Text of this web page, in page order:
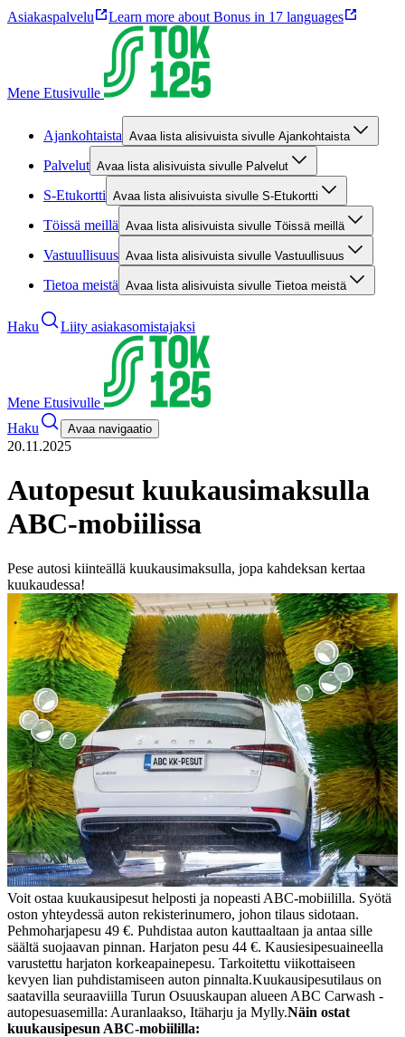
Asiakaspalvelu Learn more about Bonus in 17 languages
Mene Etusivulle
Ajankohtaista Avaa lista alisivuista sivulle Ajankohtaista
Palvelut Avaa lista alisivuista sivulle Palvelut
S-Etukortti Avaa lista alisivuista sivulle S-Etukortti
Töissä meillä Avaa lista alisivuista sivulle Töissä meillä
Vastuullisuus Avaa lista alisivuista sivulle Vastuullisuus
Tietoa meistä Avaa lista alisivuista sivulle Tietoa meistä
Haku Liity asiakasomistajaksi
Mene Etusivulle
Haku
Avaa navigaatio
20.11.2025
Autopesut kuukausimaksulla
ABC-mobiilissa
Pese autosi kiinteällä kuukausimaksulla, jopa kahdeksan kertaa
kuukaudessa!
Voit ostaa kuukausipesut helposti ja nopeasti ABC-mobiililla. Syötä
oston yhteydessä auton rekisterinumero, johon tilaus sidotaan.
Pehmoharjapesu 49 €. Puhdistaa auton kauttaaltaan ja antaa sille
säältä suojaavan pinnan. Harjaton pesu 44 €. Kausiesipesuaineella
varustettu harjaton korkeapainepesu. Tarkoitettu viikottaiseen
kevyen lian puhdistamiseen auton pinnalta.Kuukausipesutilaus on
saatavilla seuraaviilla Turun Osuuskaupan alueen ABC Carwash -
autopesuasemilla: Auranlaakso, Itäharju ja Mylly.Näin ostat
kuukausipesun ABC-mobiililla: